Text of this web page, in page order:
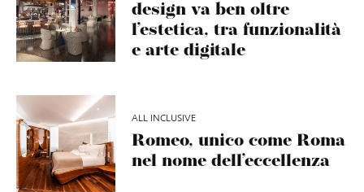
design va ben oltre
l’estetica, tra funzionalità
e arte digitale
ALL INCLUSIVE
Romeo, unico come Roma
nel nome dell’eccellenza